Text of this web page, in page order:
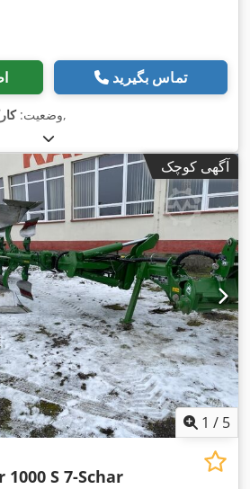
تماس بگیرید
وضعیت:,
آگهی کوچک
1 / 5
S 7-Schar